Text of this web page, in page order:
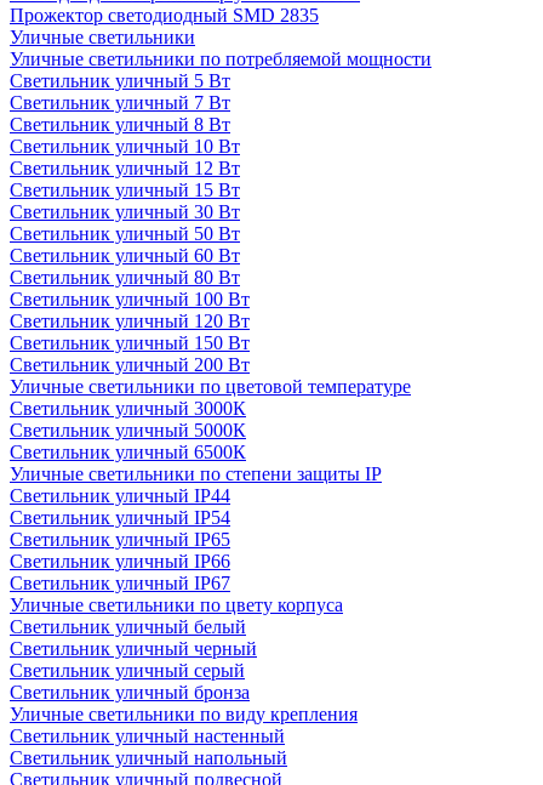
Прожектор светодиодный SMD 2835
Уличные светильники
Уличные светильники по потребляемой мощности
Светильник уличный 5 Вт
Светильник уличный 7 Вт
Светильник уличный 8 Вт
Светильник уличный 10 Вт
Светильник уличный 12 Вт
Светильник уличный 15 Вт
Светильник уличный 30 Вт
Светильник уличный 50 Вт
Светильник уличный 60 Вт
Светильник уличный 80 Вт
Светильник уличный 100 Вт
Светильник уличный 120 Вт
Светильник уличный 150 Вт
Светильник уличный 200 Вт
Уличные светильники по цветовой температуре
Cветильник уличный 3000К
Cветильник уличный 5000К
Cветильник уличный 6500К
Уличные светильники по степени защиты IP
Светильник уличный IP44
Светильник уличный IP54
Светильник уличный IP65
Светильник уличный IP66
Светильник уличный IP67
Уличные светильники по цвету корпуса
Светильник уличный белый
Светильник уличный черный
Светильник уличный серый
Светильник уличный бронза
Уличные светильники по виду крепления
Светильник уличный настенный
Светильник уличный напольный
Светильник уличный подвесной